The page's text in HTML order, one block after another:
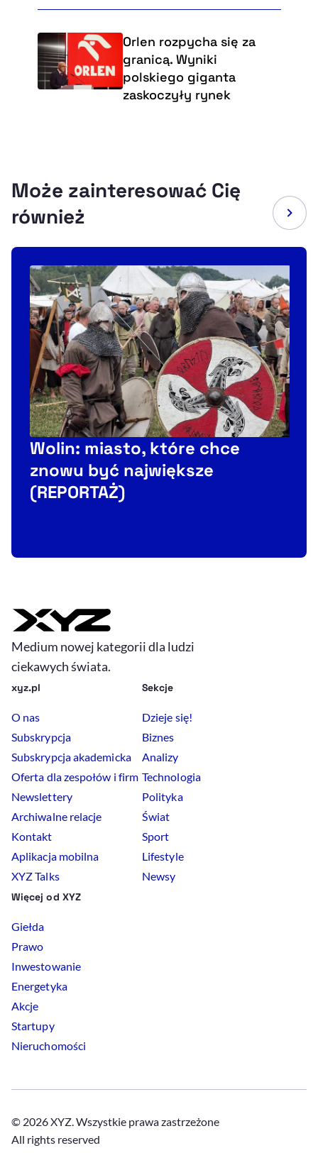
Orlen rozpycha się za
granicą. Wyniki
polskiego giganta
zaskoczyły rynek
Może zainteresować Cię
również
Wolin: miasto, które chce
znowu być największe
(REPORTAŻ)
Medium nowej kategorii dla ludzi
ciekawych świata.
xyz.pl
O nas
Subskrypcja
Subskrypcja akademicka
Oferta dla zespołów i firm
Newslettery
Archiwalne relacje
Kontakt
Aplikacja mobilna
XYZ Talks
Sekcje
Dzieje się!
Biznes
Analizy
Technologia
Polityka
Świat
Sport
Lifestyle
Newsy
Więcej od XYZ
Giełda
Prawo
Inwestowanie
Energetyka
Akcje
Startupy
Nieruchomości
© 2026 XYZ. Wszystkie prawa zastrzeżone
All rights reserved